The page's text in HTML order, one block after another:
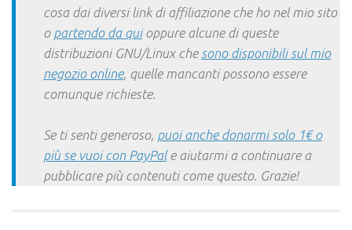
cosa dai diversi link di affiliazione che ho nel mio sito
o partendo da quioppure alcune di queste
distribuzioni GNU/Linux che sono disponibili sul mio
negozio online, quelle mancanti possono essere
comunque richieste.
Se ti senti generoso, puoi anche donarmi solo 1€ o
più se vuoi con PayPale aiutarmi a continuare a
pubblicare più contenuti come questo. Grazie!